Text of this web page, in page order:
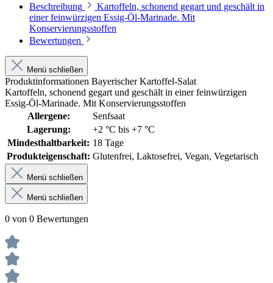
Beschreibung
Kartoffeln, schonend gegart und geschält in
einer feinwürzigen Essig-Öl-Marinade. Mit
Konservierungsstoffen
Bewertungen
Menü schließen
Produktinformationen Bayerischer Kartoffel-Salat
Kartoffeln, schonend gegart und geschält in einer feinwürzigen
Essig-Öl-Marinade. Mit Konservierungsstoffen
Allergene:
Senfsaat
Lagerung:
+2 °C bis +7 °C
Mindesthaltbarkeit: 18 Tage
Produkteigenschaft: Glutenfrei, Laktosefrei, Vegan, Vegetarisch
Menü schließen
Menü schließen
0 von 0 Bewertungen